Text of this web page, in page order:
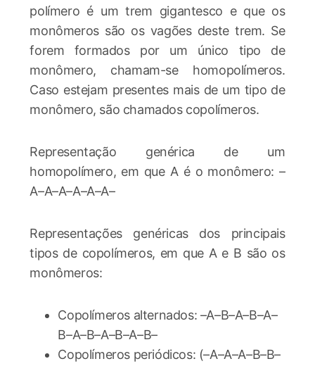
polímero é um trem gigantesco e que os
monômeros são os vagões deste trem. Se
forem formados por um único tipo de
monômero, chamam-se homopolímeros.
Caso estejam presentes mais de um tipo de
monômero, são chamados copolímeros.
Representação genérica de um
homopolímero, em que A é o monômero: –
A–A–A–A–A–A–
Representações genéricas dos principais
tipos de copolímeros, em que A e B são os
monômeros:
Copolímeros alternados: –A–B–A–B–A–
B–A–B–A–B–A–B–
Copolímeros periódicos: (–A–A–A–B–B–